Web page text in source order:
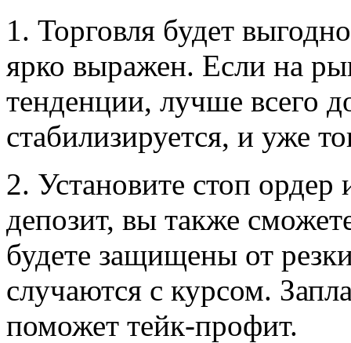
1. Торговля будет
ярко выражен. Если на
тенденции, лучше всего
стабилизируется, и уже
2. Установите стоп
депозит, вы также
будете защищены от
случаются с курсом.
поможет тейк-профит.